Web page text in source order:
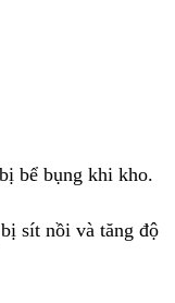
bể bụng khi kho.
sít nồi và tăng độ